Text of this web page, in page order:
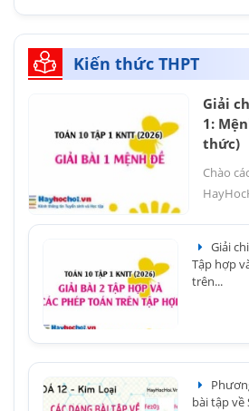
Kiến thức THPT
Giải
1:
thức)
Chào
Giải
Tập hợp
trên...
bài tập về